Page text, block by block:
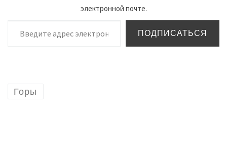
электронной почте.
Введите адрес электронной почты…
ПОДПИСАТЬСЯ
Горы